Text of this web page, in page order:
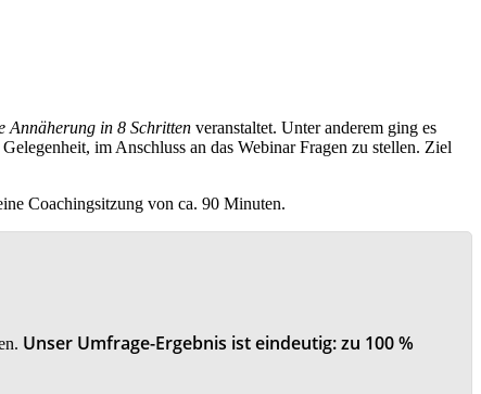
Annäherung in 8 Schritten veranstaltet. Unter anderem ging es
im Anschluss an das Webinar Fragen zu stellen. Ziel
Coachingsitzung von ca. 90 Minuten.
Unser Umfrage-Ergebnis ist eindeutig: zu 100 %